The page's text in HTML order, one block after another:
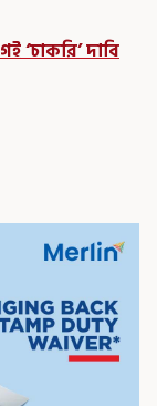
দাবি